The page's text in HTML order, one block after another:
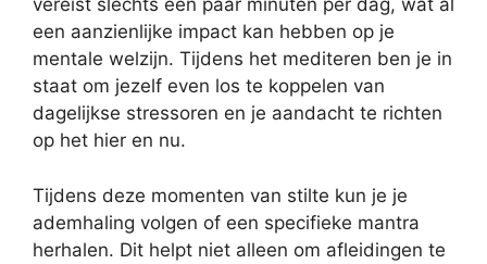
vereist slechts een paar minuten per dag, wat al
een aanzienlijke impact kan hebben op je
mentale welzijn. Tijdens het mediteren ben je in
staat om jezelf even los te koppelen van
dagelijkse stressoren en je aandacht te richten
op het hier en nu.
Tijdens deze momenten van stilte kun je je
ademhaling volgen of een specifieke mantra
herhalen. Dit helpt niet alleen om afleidingen te